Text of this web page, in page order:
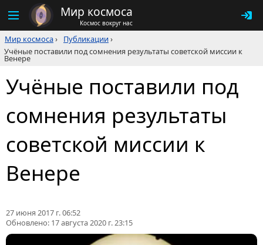
Мир космоса
Космос вокруг нас
Мир космоса› Публикации›
Учёные поставили под сомнения результаты советской миссии к
Венере
Учёные поставили под
сомнения результаты
советской миссии к
Венере
27 июня 2017 г. 06:52
Обновлено: 17 августа 2020 г. 23:15